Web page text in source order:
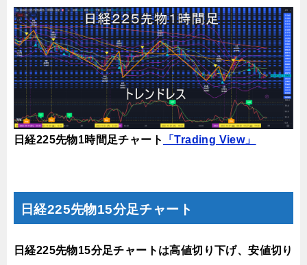
日経225先物1時間足チャート 「Trading View」
日経225先物15分足チャート
日経225先物15分足チャートは高値切り下げ、安値切り